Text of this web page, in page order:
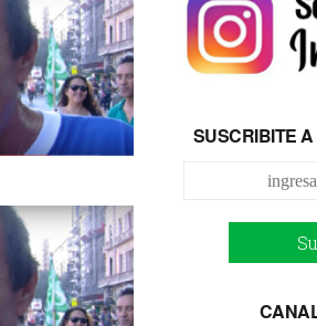
SUSCRIBITE